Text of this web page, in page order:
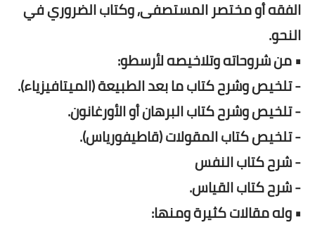
الفقه أو مختصر المستصفى, وكتاب الضروري في
النحو.
• من شروحاته وتلاخيصه لأرسطو:
- تلخيص وشرح كتاب ما بعد الطبيعة (الميتافيزياء).
- تلخيص وشرح كتاب البرهان أو الأورغانون.
- تلخيص كتاب المقولات (قاطيفورياس).
- شرح كتاب النفس
- شرح كتاب القياس.
• وله مقالات كثيرة ومنها: